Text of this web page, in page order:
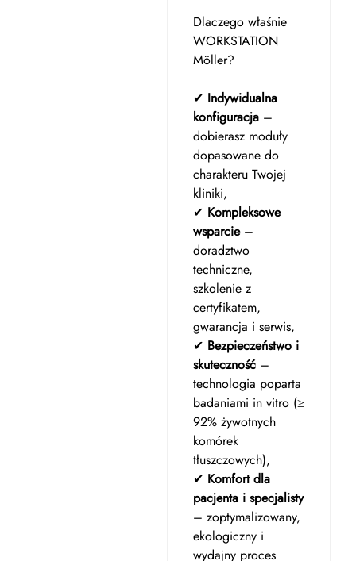
Dlaczego właśnie
WORKSTATION
Möller?
✔ Indywidualna
konfiguracja–
dobierasz moduły
dopasowane do
charakteru Twojej
kliniki,
✔ Kompleksowe
wsparcie–
doradztwo
techniczne,
szkolenie z
certyfikatem,
gwarancja i serwis,
✔ Bezpieczeństwo i
skuteczność–
technologia poparta
badaniami in vitro (≥
92% żywotnych
komórek
tłuszczowych),
✔ Komfort dla
pacjenta i specjalisty
– zoptymalizowany,
ekologiczny i
wydajny proces